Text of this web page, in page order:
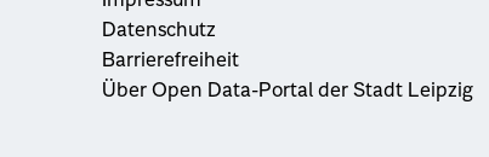
Datenschutz
Barrierefreiheit
Über Open Data-Portal der Stadt Leipzig